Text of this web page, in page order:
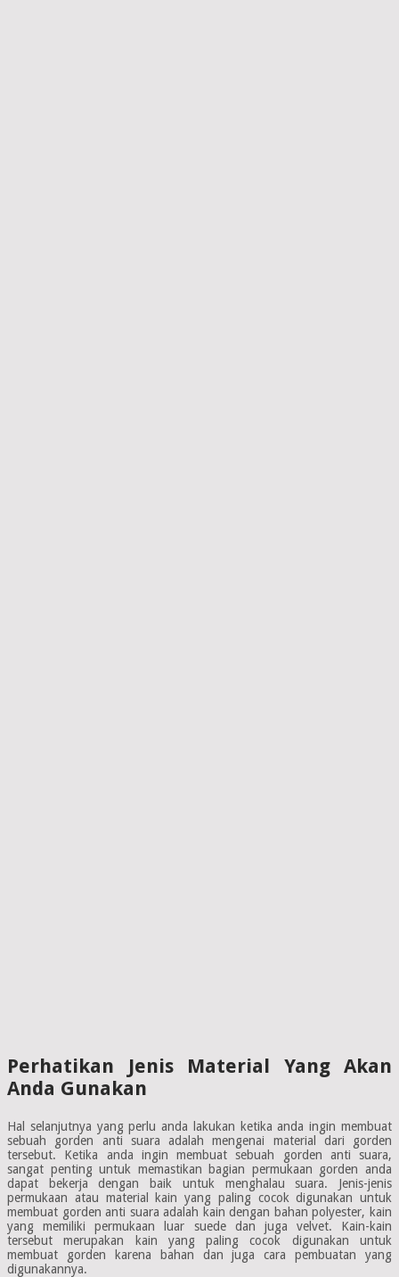
Perhatikan Jenis Material Yang Akan
Anda Gunakan
Hal selanjutnya yang perlu anda lakukan ketika anda ingin membuat
sebuah gorden anti suara adalah mengenai material dari gorden
tersebut. Ketika anda ingin membuat sebuah gorden anti suara,
sangat penting untuk memastikan bagian permukaan gorden anda
dapat bekerja dengan baik untuk menghalau suara. Jenis-jenis
permukaan atau material kain yang paling cocok digunakan untuk
membuat gorden anti suara adalah kain dengan bahan polyester, kain
yang memiliki permukaan luar suede dan juga velvet. Kain-kain
tersebut merupakan kain yang paling cocok digunakan untuk
membuat gorden karena bahan dan juga cara pembuatan yang
digunakannya.